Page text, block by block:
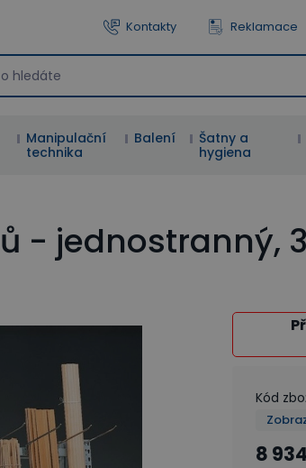
Kontakty Reklamace
Manipulační
technika
Balení
Šatny a
hygiena
- jednostranný,
Kód
8